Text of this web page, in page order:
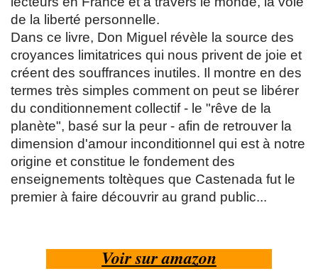
de la liberté personnelle.
Dans ce livre, Don Miguel révèle la source des
croyances limitatrices qui nous privent de joie et
créent des souffrances inutiles. Il montre en des
termes très simples comment on peut se libérer
du conditionnement collectif - le "rêve de la
planète", basé sur la peur - afin de retrouver la
dimension d'amour inconditionnel qui est à notre
origine et constitue le fondement des
enseignements toltèques que Castenada fut le
premier à faire découvrir au grand public...
Voir sur amazon